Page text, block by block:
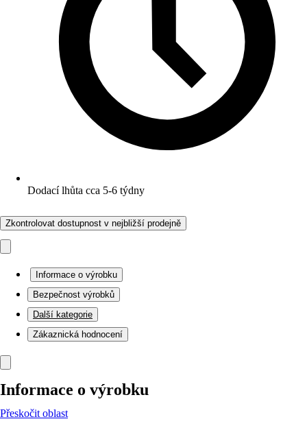
Dodací lhůta cca 5-6 týdny
Zkontrolovat dostupnost v nejbližší prodejně
Informace o výrobku
Bezpečnost výrobků
Další kategorie
Zákaznická hodnocení
Informace o výrobku
Přeskočit oblast